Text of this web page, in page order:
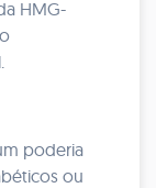
HMG-
poderia
ou